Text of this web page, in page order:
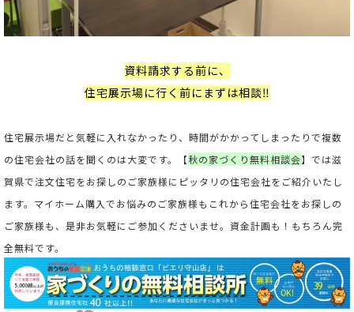
資料請求する前に、
住宅展示場に行く前にまずは相談‼
住宅展示場だと気軽に入れなかったり、時間がかかってしまったりで複数
の住宅会社の話を聞くのは大変です。【秋の家づくり無料相談会】では滋
賀県で注文住宅をお探しのご家族様にピッタリの住宅会社をご紹介いたし
ます。マイホーム購入でお悩みのご家族様もこれから住宅会社をお探しの
ご家族様も、是非お気軽にご参加くださいませ。資金計画も！もちろん完
全無料です。